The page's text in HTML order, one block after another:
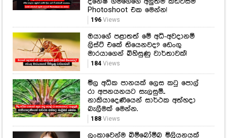
Photoshoot එක මෙන්න!
196Views
ඔයාගේ පළාතත් මේ අධි-අවදානම්
ලිස්ට් එකේ තියෙනවද? ඩෙංගු
මාරයාගෙන් බිහිසුණු වාර්තාවක්!
184Views
මිල අධික පානයක් ලෙස කටු පොල්
රා අපනයනයට සැලසුම්..
නාකියාදෙණියෙන් සාර්ථක අත්හදා
බැලීමක් මෙන්න.
188Views
ලංකාවෙන්ම බිම්බෝම්බ මිලියනයක්